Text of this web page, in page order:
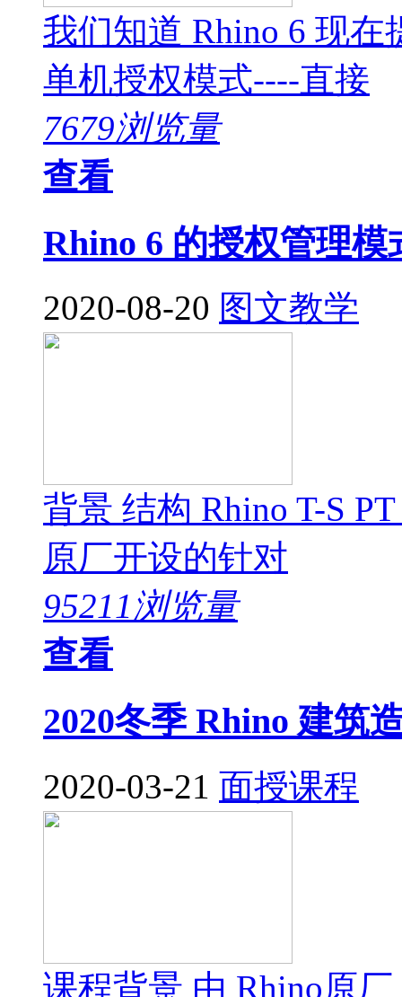
我们知道 Rhino 6 现
单机授权模式----直接
7679浏览量
查看
Rhino 6 的授权管理
2020-08-20 图文教学
背景 结构 Rhino T-S
原厂开设的针对
95211浏览量
查看
2020冬季 Rhino 建筑
2020-03-21 面授课程
课程背景 由 Rhino原